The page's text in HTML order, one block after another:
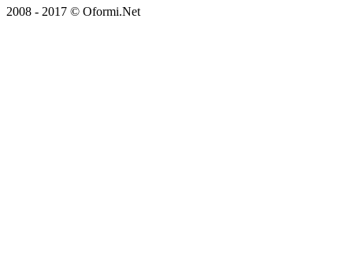
2008 - 2017 © Oformi.Net